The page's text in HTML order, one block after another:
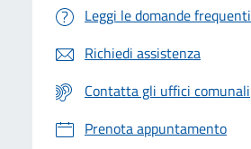
Leggi le domande frequenti
Richiedi assistenza
Contatta gli uffici comunali
Prenota appuntamento